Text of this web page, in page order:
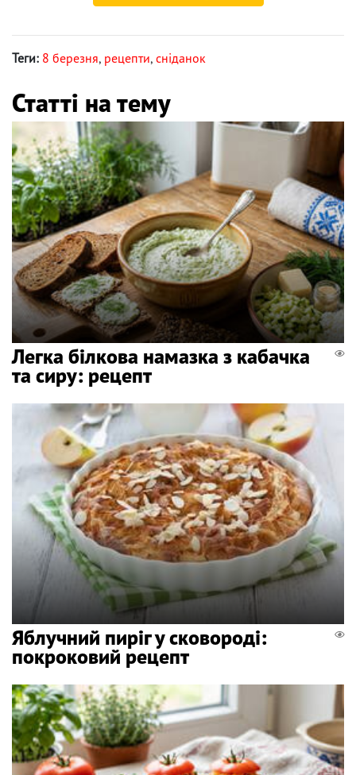
Теги: 8 березня, рецепти, сніданок
Статті на тему
Легка білкова намазка з кабачка
та сиру: рецепт
Яблучний пиріг у сковороді:
покроковий рецепт